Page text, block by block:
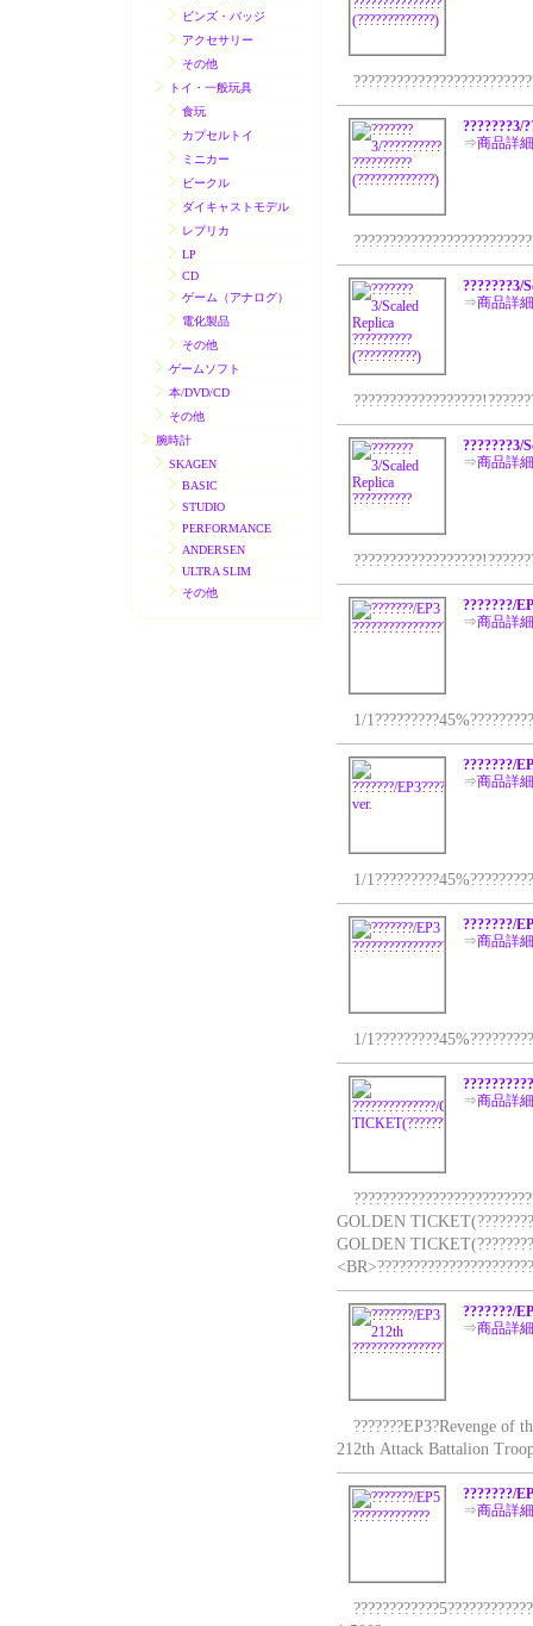
ビンズ・バッジ
アクセサリー
その他
トイ・一般玩具
食玩
カプセルトイ
ミニカー
ビークル
ダイキャストモデル
レプリカ
LP
CD
ゲーム（アナログ）
電化製品
その他
ゲームソフト
本/DVD/CD
その他
腕時計
SKAGEN
BASIC
STUDIO
PERFORMANCE
ANDERSEN
ULTRA SLIM
その他
???????3/
⇒商品詳細
???????3/
⇒商品詳細
???????3/
⇒商品詳細
???????/
⇒商品詳細
1/
???????/
⇒商品詳細
1/
???????/
⇒商品詳細
1/
⇒商品詳細
GOLDEN
GOLDEN
???????/
⇒商品詳細
???????EP3?Revenge of
212th Attack Battalion
???????/
⇒商品詳細